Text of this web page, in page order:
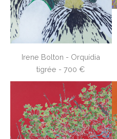
Irene Bolton - Orquídia
tigrée - 700 €